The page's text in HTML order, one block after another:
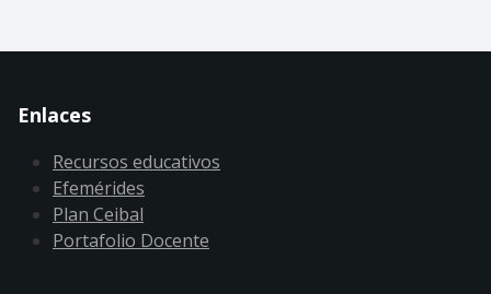
Enlaces
Recursos educativos
Efemérides
Plan Ceibal
Portafolio Docente